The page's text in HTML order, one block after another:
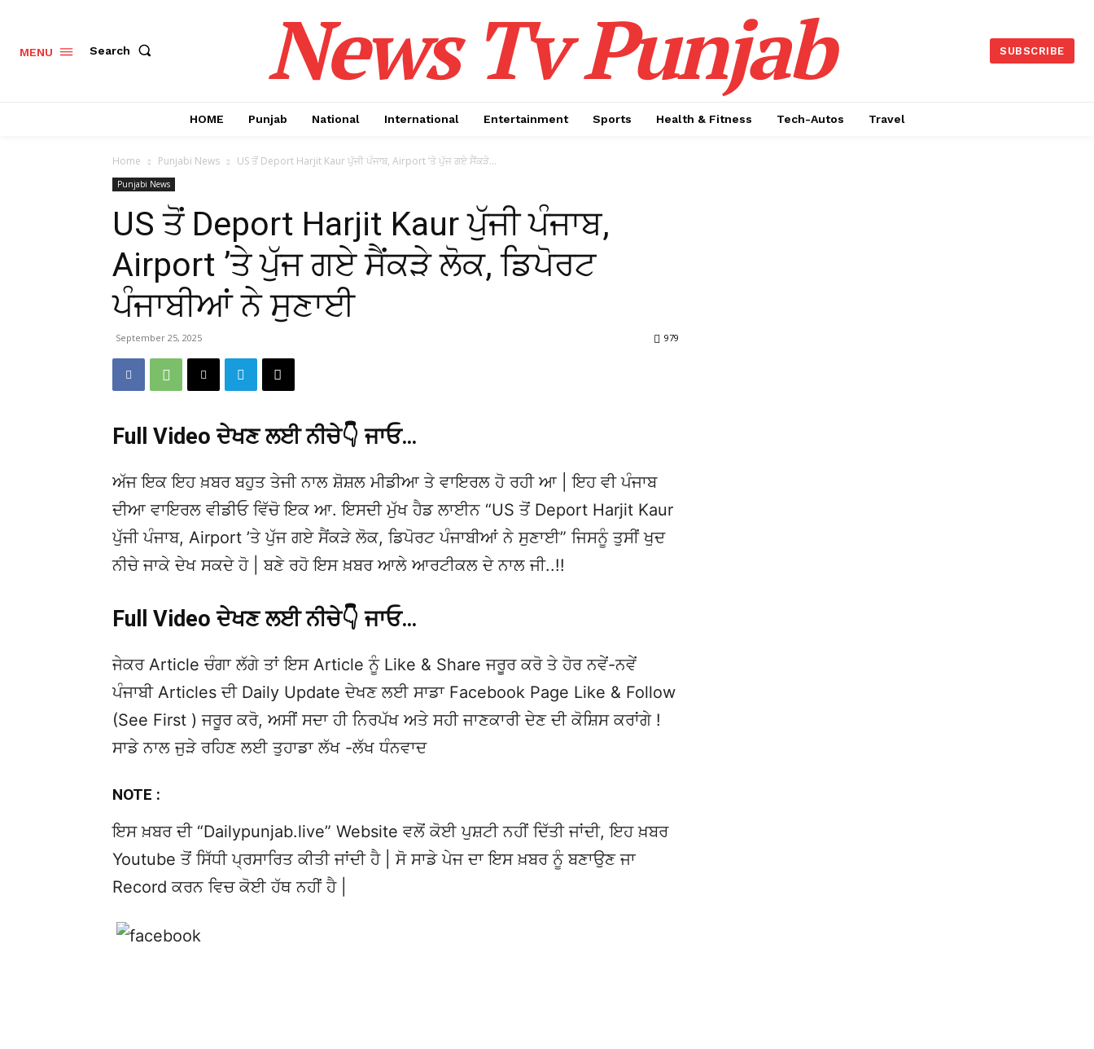
MENU Search News Tv Punjab SUBSCRIBE
HOME Punjab National International Entertainment Sports Health & Fitness Tech-Autos Travel
Home Punjabi News US ਤੋਂ Deport Harjit Kaur ਪੁੱਜੀ ਪੰਜਾਬ, Airport ’ਤੇ ਪੁੱਜ ਗਏ ਸੈਂਕੜੇ...
Punjabi News
US ਤੋਂ Deport Harjit Kaur ਪੁੱਜੀ ਪੰਜਾਬ,
Airport ’ਤੇ ਪੁੱਜ ਗਏ ਸੈਂਕੜੇ ਲੋਕ, ਡਿਪੋਰਟ
ਪੰਜਾਬੀਆਂ ਨੇ ਸੁਣਾਈ
September 25, 2025 979
Full Video ਦੇਖਣ ਲਈ ਨੀਚੇ👇 ਜਾਓ…
ਅੱਜ ਇਕ ਇਹ ਖ਼ਬਰ ਬਹੁਤ ਤੇਜੀ ਨਾਲ ਸ਼ੋਸ਼ਲ ਮੀਡੀਆ ਤੇ ਵਾਇਰਲ ਹੋ ਰਹੀ ਆ | ਇਹ ਵੀ ਪੰਜਾਬ
ਦੀਆ ਵਾਇਰਲ ਵੀਡੀਓ ਵਿੱਚੋ ਇਕ ਆ. ਇਸਦੀ ਮੁੱਖ ਹੈਡ ਲਾਈਨ “US ਤੋਂ Deport Harjit Kaur
ਪੁੱਜੀ ਪੰਜਾਬ, Airport ’ਤੇ ਪੁੱਜ ਗਏ ਸੈਂਕੜੇ ਲੋਕ, ਡਿਪੋਰਟ ਪੰਜਾਬੀਆਂ ਨੇ ਸੁਣਾਈ” ਜਿਸਨੂੰ ਤੁਸੀਂ ਖੁਦ
ਨੀਚੇ ਜਾਕੇ ਦੇਖ ਸਕਦੇ ਹੋ | ਬਣੇ ਰਹੋ ਇਸ ਖ਼ਬਰ ਆਲੇ ਆਰਟੀਕਲ ਦੇ ਨਾਲ ਜੀ..!!
Full Video ਦੇਖਣ ਲਈ ਨੀਚੇ👇 ਜਾਓ…
ਜੇਕਰ Article ਚੰਗਾ ਲੱਗੇ ਤਾਂ ਇਸ Article ਨੂੰ Like & Share ਜਰੂਰ ਕਰੋ ਤੇ ਹੋਰ ਨਵੇਂ-ਨਵੇਂ
ਪੰਜਾਬੀ Articles ਦੀ Daily Update ਦੇਖਣ ਲਈ ਸਾਡਾ Facebook Page Like & Follow
(See First ) ਜਰੂਰ ਕਰੋ, ਅਸੀਂ ਸਦਾ ਹੀ ਨਿਰਪੱਖ ਅਤੇ ਸਹੀ ਜਾਣਕਾਰੀ ਦੇਣ ਦੀ ਕੋਸ਼ਿਸ ਕਰਾਂਗੇ !
ਸਾਡੇ ਨਾਲ ਜੁੜੇ ਰਹਿਣ ਲਈ ਤੁਹਾਡਾ ਲੱਖ -ਲੱਖ ਧੰਨਵਾਦ
NOTE :
ਇਸ ਖ਼ਬਰ ਦੀ “Dailypunjab.live” Website ਵਲੋਂ ਕੋਈ ਪੁਸ਼ਟੀ ਨਹੀਂ ਦਿੱਤੀ ਜਾਂਦੀ, ਇਹ ਖ਼ਬਰ
Youtube ਤੋਂ ਸਿੱਧੀ ਪ੍ਰਸਾਰਿਤ ਕੀਤੀ ਜਾਂਦੀ ਹੈ | ਸੋ ਸਾਡੇ ਪੇਜ ਦਾ ਇਸ ਖ਼ਬਰ ਨੂੰ ਬਣਾਉਣ ਜਾ
Record ਕਰਨ ਵਿਚ ਕੋਈ ਹੱਥ ਨਹੀਂ ਹੈ |